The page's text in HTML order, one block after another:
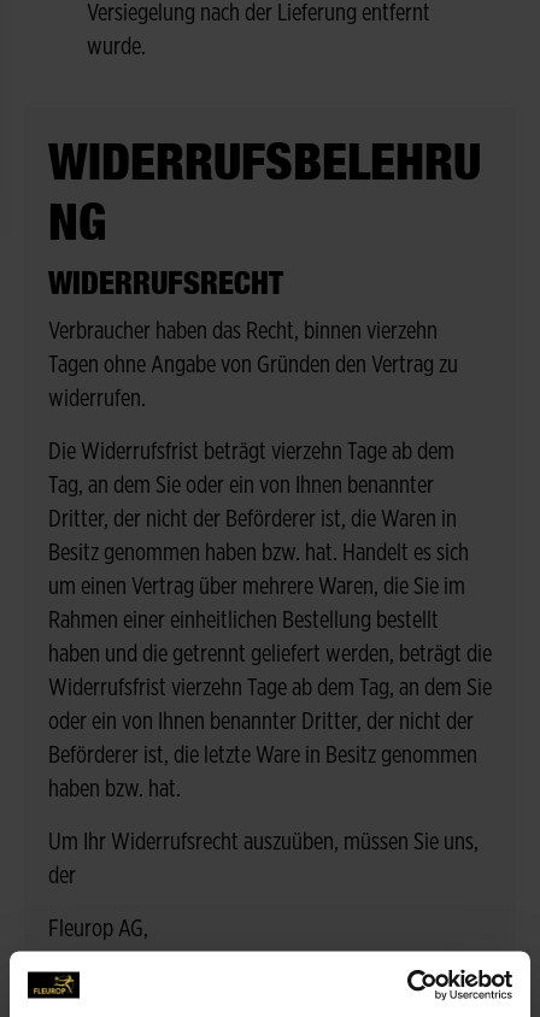
Versiegelung nach der Lieferung entfernt
wurde.
WIDERRUFSBELEHRU
NG
WIDERRUFSRECHT
Verbraucher haben das Recht, binnen vierzehn
Tagen ohne Angabe von Gründen den Vertrag zu
widerrufen.
Die Widerrufsfrist beträgt vierzehn Tage ab dem
Tag, an dem Sie oder ein von Ihnen benannter
Dritter, der nicht der Beförderer ist, die Waren in
Besitz genommen haben bzw. hat. Handelt es sich
um einen Vertrag über mehrere Waren, die Sie im
Rahmen einer einheitlichen Bestellung bestellt
haben und die getrennt geliefert werden, beträgt die
Widerrufsfrist vierzehn Tage ab dem Tag, an dem Sie
oder ein von Ihnen benannter Dritter, der nicht der
Beförderer ist, die letzte Ware in Besitz genommen
haben bzw. hat.
Um Ihr Widerrufsrecht auszuüben, müssen Sie uns,
der
Fleurop AG,
12207 Berlin